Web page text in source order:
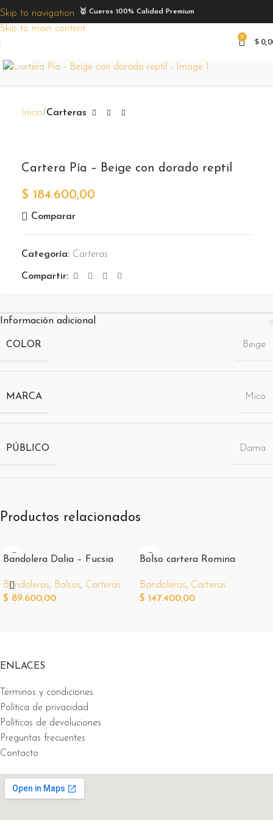
Skip to navigation
Skip to main content
🥇 Cueros 100% Calidad Premium
0 $
Inicio Carteras
Cartera Pía – Beige con dorado reptil
$ 184.600,00
Comparar
Categoría: Carteras
Compartir:
Información adicional
COLOR Beige
MARCA Mico
PÚBLICO Dama
Productos relacionados
Bandolera Dalia – Fucsia
Bandoleras, Bolsos, Carteras
$ 89.600,00
Bolso cartera Romina
Bandoleras, Carteras
$ 147.400,00
ENLACES
Términos y condiciones
Política de privacidad
Políticas de devoluciones
Preguntas frecuentes
Contacto